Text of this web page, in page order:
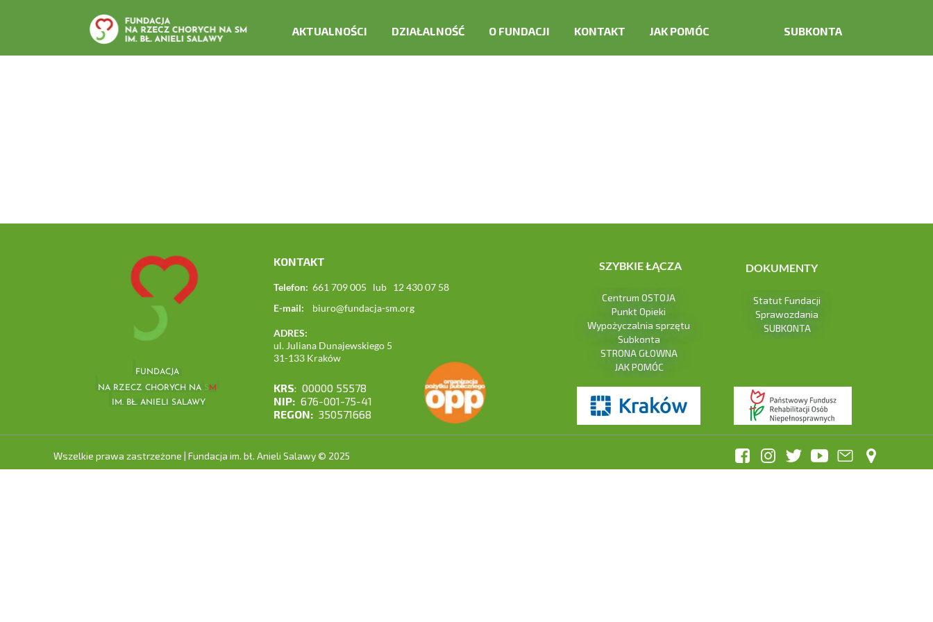
AKTUALNOŚCI DZIAŁALNOŚĆ O FUNDACJI KONTAKT JAK POMÓC SUBKONTA
FUNDACJA
NA RZECZ CHORYCH NA S M
IM. BŁ. ANIELI SALAWY
KONTAKT
Telefon: 661 709 005 lub 12 430 07 58
E-mail:
biuro@fundacja-sm.org
ADRES:
ul. Juliana Dunajewskiego 5
31-133 Kraków
KRS: 00000 55578
NIP: 676-001-75-41
REGON: 350571668
Centrum OSTOJA
Punkt Opieki
Wypożyczalnia sprzętu
Subkonta
STRONA GŁOWNA
JAK POMÓC
SZYBKIE ŁĄCZA DOKUMENTY
Statut Fundacji
Sprawozdania
SUBKONTA
Wszelkie prawa zastrzeżone | Fundacja im. bł. Anieli Salawy © 2025